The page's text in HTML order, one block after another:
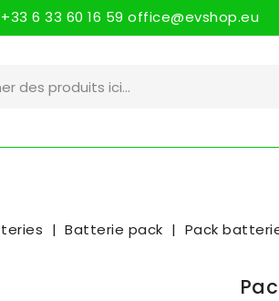
6 33 60 16 59 office@evshop.eu
Batterie pack Pack